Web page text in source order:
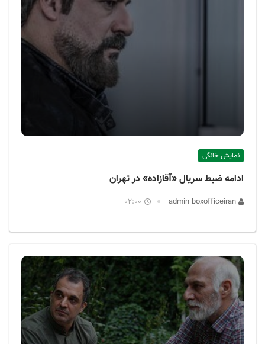
نمایش خانگی
ادامه ضبط سریال «آقازاده» در تهران
02:00